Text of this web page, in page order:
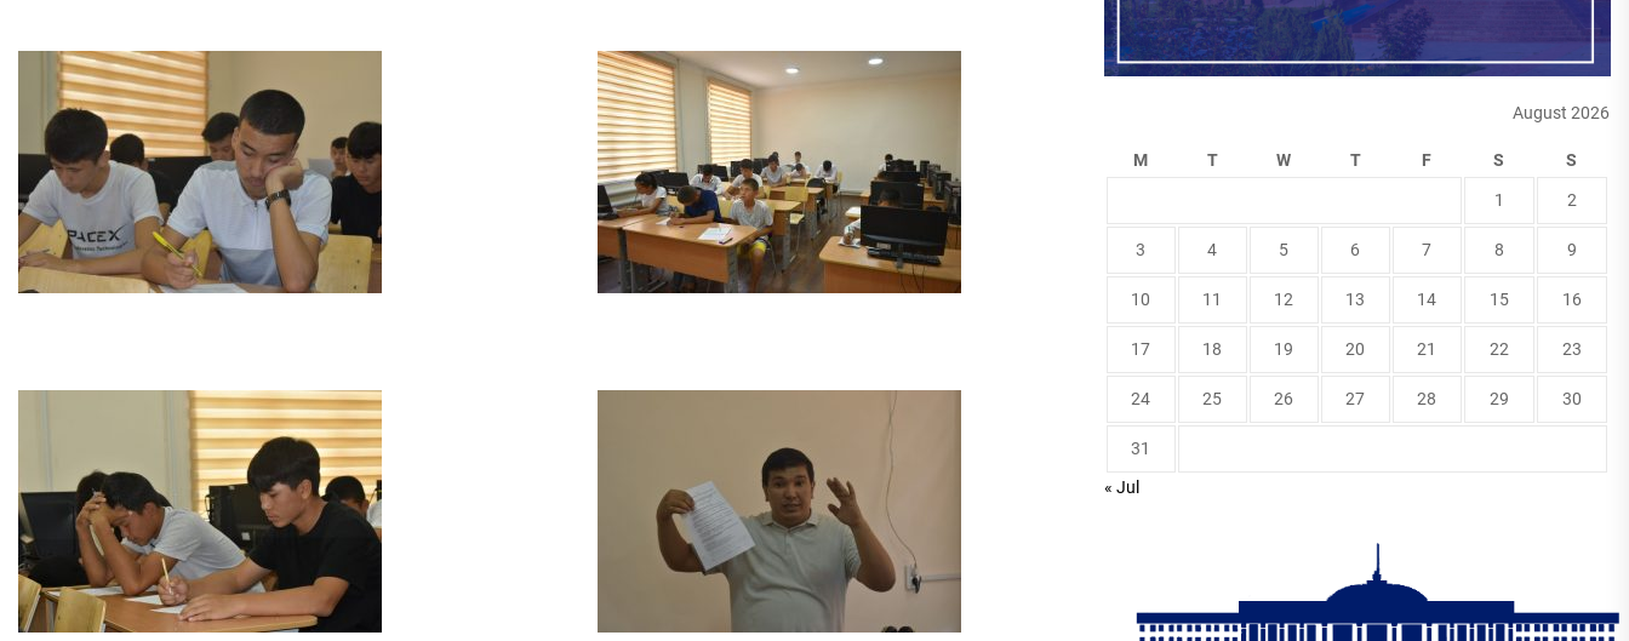
August 2026
M T W T F S S
1 2
3 4 5 6 7 8 9
10 11 12 13 14 15 16
17 18 19 20 21 22 23
24 25 26 27 28 29 30
31
« Jul